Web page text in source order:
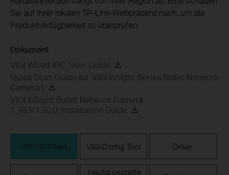
Sie auf Ihrer lokalen TP-Link-Webpräsenz nach, um die
Produktverfügbarkeit zu überprüfen.
Dokument
VIGI Wired IPC_User Guide
Quick Start Guide for VIGI InSight Series Bullet Network
Camera1
VIGI InSight Bullet Network Camera
1_REV1.20.0_Installation Guide
VIGI PC Client VIGI Config Tool Driver
Häufig gestellte